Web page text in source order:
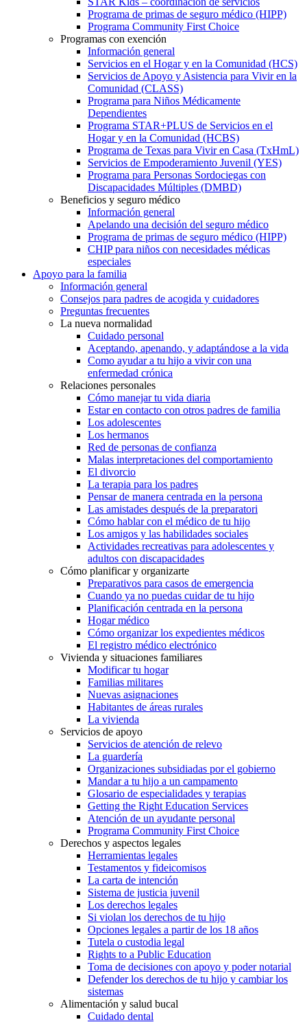
Programa de primas de seguro médico (HIPP)
Programa Community First Choice
Programas con exención
Información general
Servicios en el Hogar y en la Comunidad (HCS)
Servicios de Apoyo y Asistencia para Vivir en la
Comunidad (CLASS)
Programa para Niños Médicamente
Dependientes
Programa STAR+PLUS de Servicios en el
Hogar y en la Comunidad (HCBS)
Programa de Texas para Vivir en Casa (TxHmL)
Servicios de Empoderamiento Juvenil (YES)
Programa para Personas Sordociegas con
Discapacidades Múltiples (DMBD)
Beneficios y seguro médico
Información general
Apelando una decisión del seguro médico
Programa de primas de seguro médico (HIPP)
CHIP para niños con necesidades médicas
especiales
Apoyo para la familia
Información general
Consejos para padres de acogida y cuidadores
Preguntas frecuentes
La nueva normalidad
Cuidado personal
Aceptando, apenando, y adaptándose a la vida
Como ayudar a tu hijo a vivir con una
enfermedad crónica
Relaciones personales
Cómo manejar tu vida diaria
Estar en contacto con otros padres de familia
Los adolescentes
Los hermanos
Red de personas de confianza
Malas interpretaciones del comportamiento
El divorcio
La terapia para los padres
Pensar de manera centrada en la persona
Las amistades después de la preparatori
Cómo hablar con el médico de tu hijo
Los amigos y las habilidades sociales
Actividades recreativas para adolescentes y
adultos con discapacidades
Cómo planificar y organizarte
Preparativos para casos de emergencia
Cuando ya no puedas cuidar de tu hijo
Planificación centrada en la persona
Hogar médico
Cómo organizar los expedientes médicos
El registro médico electrónico
Vivienda y situaciones familiares
Modificar tu hogar
Familias militares
Nuevas asignaciones
Habitantes de áreas rurales
La vivienda
Servicios de apoyo
Servicios de atención de relevo
La guardería
Organizaciones subsidiadas por el gobierno
Mandar a tu hijo a un campamento
Glosario de especialidades y terapias
Getting the Right Education Services
Atención de un ayudante personal
Programa Community First Choice
Derechos y aspectos legales
Herramientas legales
Testamentos y fideicomisos
La carta de intención
Sistema de justicia juvenil
Los derechos legales
Si violan los derechos de tu hijo
Opciones legales a partir de los 18 años
Tutela o custodia legal
Rights to a Public Education
Toma de decisiones con apoyo y poder notarial
Defender los derechos de tu hijo y cambiar los
sistemas
Alimentación y salud bucal
Cuidado dental